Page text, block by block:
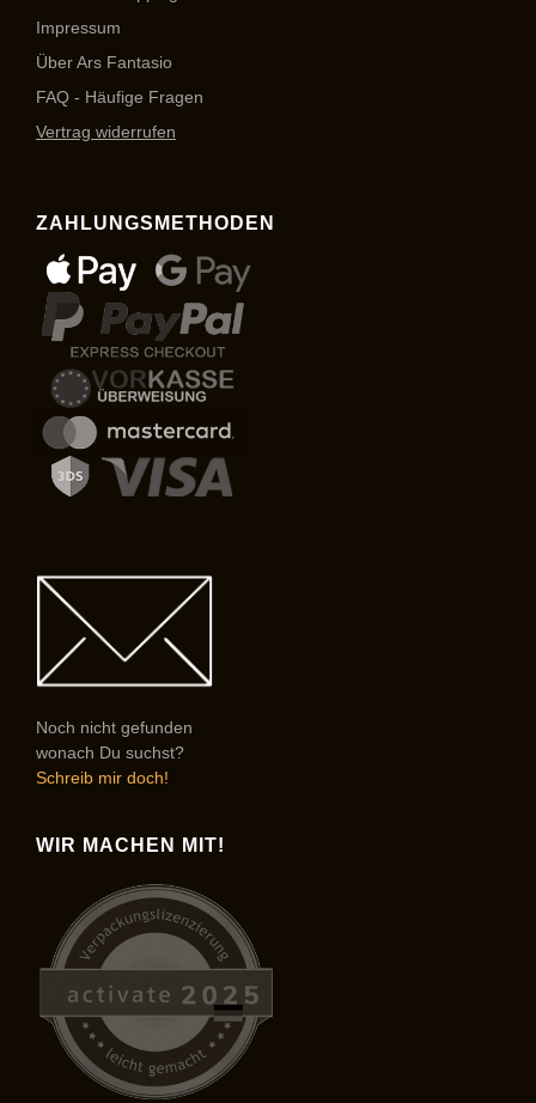
Impressum
Über Ars Fantasio
FAQ - Häufige Fragen
Vertrag widerrufen
ZAHLUNGSMETHODEN
Noch nicht gefunden
wonach Du suchst?
Schreib mir doch!
WIR MACHEN MIT!